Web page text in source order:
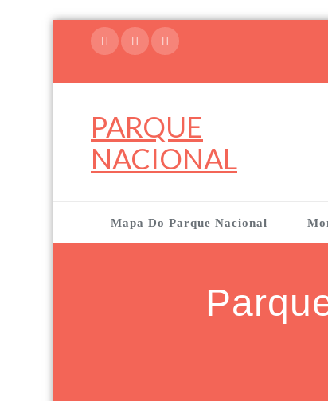
PARQUE
NACIONAL
Mapa Do Parque Nacional